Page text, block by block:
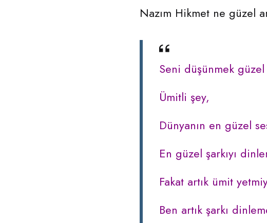
Nazım Hikmet ne güzel
Seni düşünmek güzel
Ümitli şey,
Dünyanın en güzel
En güzel şarkıyı
Fakat artık ümit
Ben artık şarkı